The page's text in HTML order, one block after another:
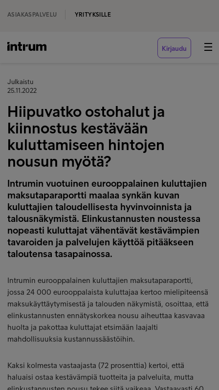
ASIAKASPALVELU YRITYKSILLE
Kirjaudu
Julkaistu
25.11.2022
Hiipuvatko ostohalut ja
kiinnostus kestävään
kuluttamiseen hintojen
nousun myötä?
Intrumin vuotuinen eurooppalainen kuluttajien
maksutaparaportti maalaa synkän kuvan
kuluttajien taloudellisesta hyvinvoinnista ja
talousnäkymistä. Elinkustannusten noustessa
nopeasti kuluttajat vähentävät kestävämpien
tavaroiden ja palvelujen käyttöä pitääkseen
taloutensa tasapainossa.
Intrumin eurooppalainen kuluttajien maksutaparaportti,
jossa 24 000 eurooppalaista kuluttajaa kertoo mielipiteensä
maksukäyttäytymisestä ja talouden näkymistä, osoittaa, että
elinkustannusten ennätyskorkea nousu aiheuttaa kasvavaa
huolta ja pakottaa kuluttajat etsimään laajalti
mahdollisuuksia kustannussäästöihin.
Kaksi kolmesta vastaajasta (72 prosenttia) kertoi, että
haluaisi ostaa kestävämpiä tuotteita ja palveluita, mutta